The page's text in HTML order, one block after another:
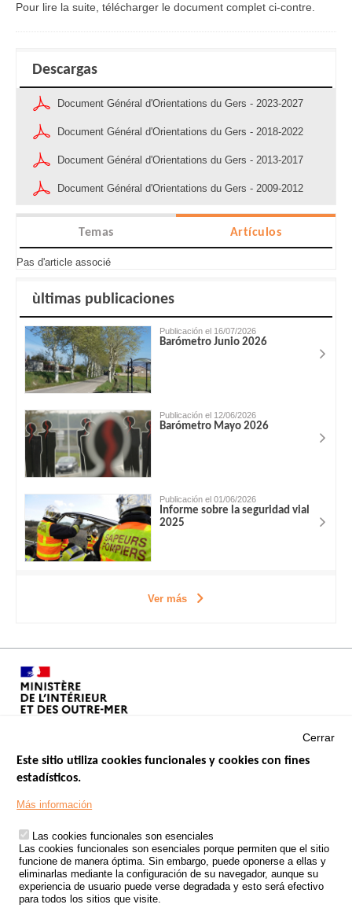
Pour lire la suite, télécharger le document complet ci-contre.
Descargas
Document Général d'Orientations du Gers - 2023-2027
Document Général d'Orientations du Gers - 2018-2022
Document Général d'Orientations du Gers - 2013-2017
Document Général d'Orientations du Gers - 2009-2012
Temas Artículos
Pas d'article associé
ùltimas publicaciones
Publicación el 16/07/2026
Barómetro Junio 2026
Publicación el 12/06/2026
Barómetro Mayo 2026
Publicación el 01/06/2026
Informe sobre la seguridad vial
2025
Ver más
Footer
TRATAMIENTO DE DATOS PERSONALES PROCEDENTES DE
ACCIDENTES DE TRÁFICO
ESTUDIOS
CONVOCATORIA DE PROYECTOS DE ESTUDIOS
Cerrar
Este sitio utiliza cookies funcionales y cookies con fines
estadísticos.
Más información
Las cookies funcionales son esenciales
Las cookies funcionales son esenciales porque permiten que el sitio
funcione de manera óptima. Sin embargo, puede oponerse a ellas y
eliminarlas mediante la configuración de su navegador, aunque su
experiencia de usuario puede verse degradada y esto será efectivo
para todos los sitios que visite.